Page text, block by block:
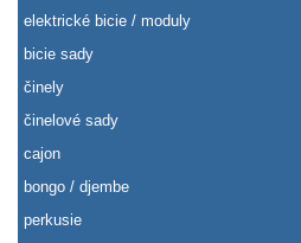
elektrické bicie / moduly
bicie sady
činely
činelové sady
cajon
bongo / djembe
perkusie